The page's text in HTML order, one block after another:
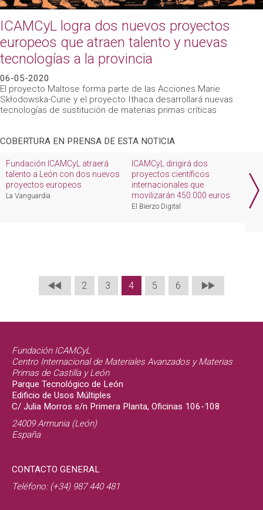
ICAMCyL logra dos nuevos proyectos
europeos que atraen talento y nuevas
tecnologías a la provincia
06-05-2020
El proyecto Maltose forma parte de las Acciones Marie
Skłodowska-Curie y el proyecto Ithaca desarrollará nuevas
tecnologías de sustitución de materias primas críticas
COBERTURA EN PRENSA DE ESTA NOTICIA
Fundación ICAMCyL atraerá
talento a León con dos nuevos
proyectos europeos
La Vanguardia
ICAMCyL dirigirá dos
proyectos científicos
internacionales que
movilizarán 450.000 euros
El Bierzo Digital
2 3 4 5 6
Fundación ICAMCyL
Centro Internacional de Materiales Avanzados y Materias
Primas de Castilla y León
Parque Tecnológico de León
Edificio de Usos Múltiples
C/ Julia Morros s/n Primera Planta, Oficinas 106-108
24009 Armunia (León)
España
CONTACTO GENERAL
Teléfono: (+34) 987 440 481